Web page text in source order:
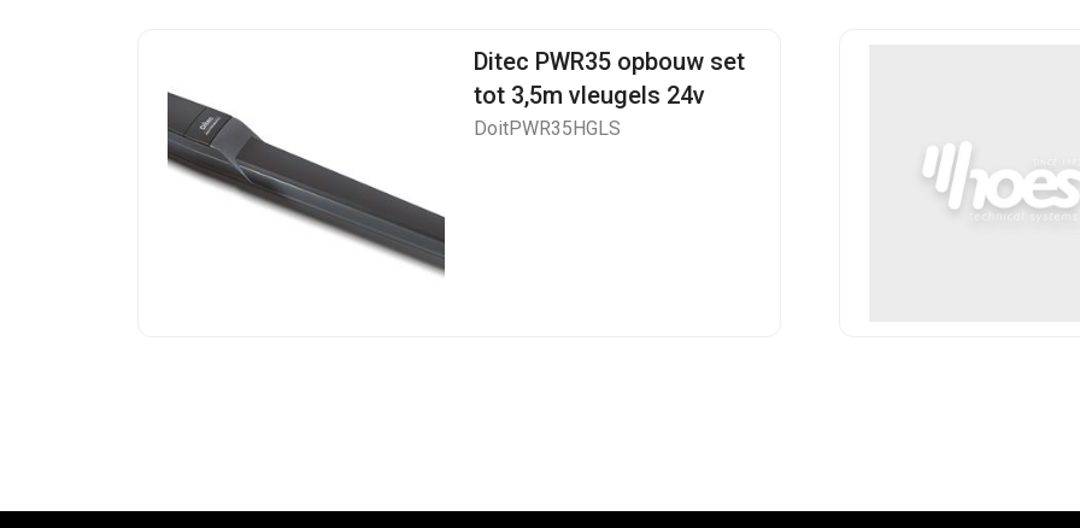
Ditec PWR35 opbouw set
tot 3,5m vleugels 24v
DoitPWR35HGLS